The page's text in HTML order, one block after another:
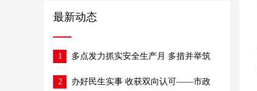
最新动态
1
多点发力抓实安全生产月 多措并举筑
2
办好民生实事 收获双向认可——市政